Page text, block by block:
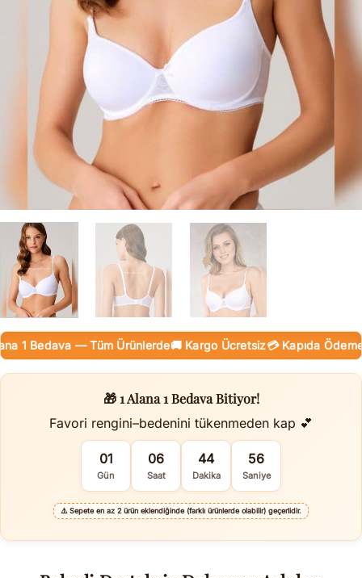
1 Bedava — Tüm Ürünlerde🚚 Kargo Ücretsiz💳 Kapıda Ödeme
🎁 1 Alana 1 Bedava Bitiyor!
Favori rengini–bedenini tükenmeden kap 💕
01
Gün
06
Saat
44
Dakika
55
Saniye
⚠️ Sepete en az 2 ürün eklendiğinde (farklı ürünlerde olabilir) geçerlidir.